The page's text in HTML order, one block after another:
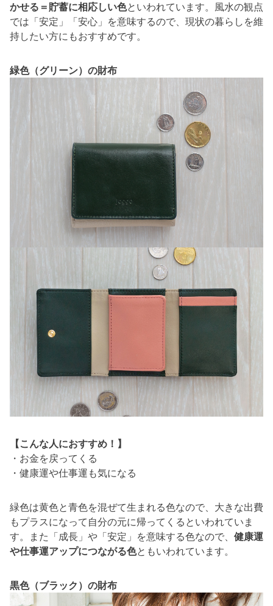
かせる＝貯蓄に相応しい色といわれています。風水の観点
では「安定」「安心」を意味するので、現状の暮らしを維
持したい方にもおすすめです。
緑色（グリーン）の財布
【こんな人におすすめ！】
・お金を戻ってくる
・健康運や仕事運も気になる
緑色は黄色と青色を混ぜて生まれる色なので、大きな出費
もプラスになって自分の元に帰ってくるといわれていま
す。また「成長」や「安定」を意味する色なので、 健康運
や仕事運アップにつながる色ともいわれています。
黒色（ブラック）の財布